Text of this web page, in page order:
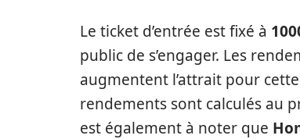
Le ticket d’entrée est fixé à
public de s’engager. Les
augmentent l’attrait pour
rendements sont calculés au
est également à noter que